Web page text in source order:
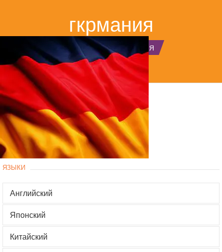
гкрмания
ГЛАВНАЯ ГКРМАНИЯ
ЯЗЫКИ
Английский
Японский
Китайский